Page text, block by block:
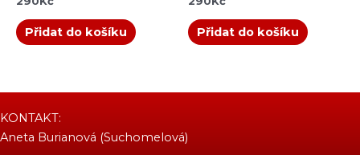
Přidat do košíku Přidat do košíku
KONTAKT:
Aneta Burianová (Suchomelová)